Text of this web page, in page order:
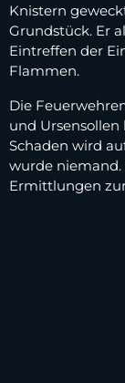
Knistern
Grundstück. Er
Eintreffen der
Flammen.
Die
und
Schaden wird
wurde
Ermittlungen